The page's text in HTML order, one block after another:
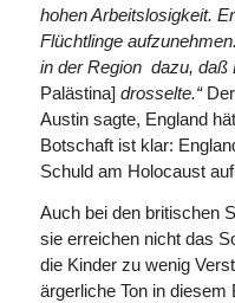
hohen Arbeitslosigkeit.
Flüchtlinge
in der Region dazu, daß
Palästina] drosselte.“Der
Austin sagte, England
Botschaft ist klar:
Schuld am Holocaust
Auch bei den britischen
sie erreichen nicht das
die Kinder zu wenig
ärgerliche Ton in